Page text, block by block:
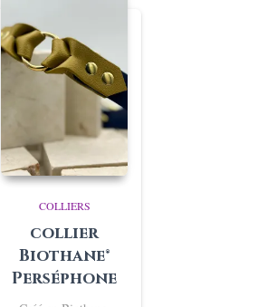
COLLIERS
collier
Biothane®
Perséphone